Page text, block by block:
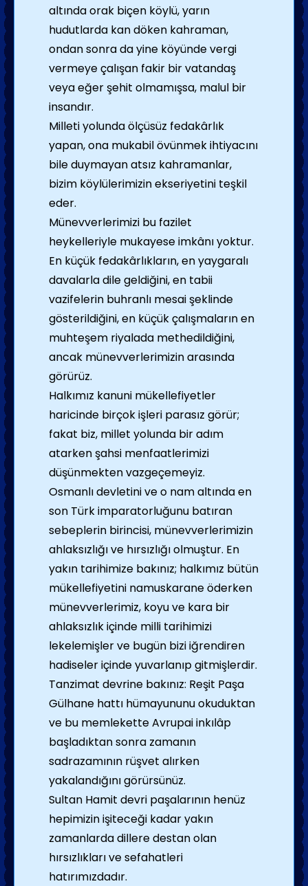
altında orak biçen köylü, yarın
hudutlarda kan döken kahraman,
ondan sonra da yine köyünde vergi
vermeye çalışan fakir bir vatandaş
veya eğer şehit olmamışsa, malul bir
insandır.
Milleti yolunda ölçüsüz fedakârlık
yapan, ona mukabil övünmek ihtiyacını
bile duymayan atsız kahramanlar,
bizim köylülerimizin ekseriyetini teşkil
eder.
Münevverlerimizi bu fazilet
heykelleriyle mukayese imkânı yoktur.
En küçük fedakârlıkların, en yaygaralı
davalarla dile geldiğini, en tabii
vazifelerin buhranlı mesai şeklinde
gösterildiğini, en küçük çalışmaların en
muhteşem riyalada methedildiğini,
ancak münevverlerimizin arasında
görürüz.
Halkımız kanuni mükellefiyetler
haricinde birçok işleri parasız görür;
fakat biz, millet yolunda bir adım
atarken şahsi menfaatlerimizi
düşünmekten vazgeçemeyiz.
Osmanlı devletini ve o nam altında en
son Türk imparatorluğunu batıran
sebeplerin birincisi, münevverlerimizin
ahlaksızlığı ve hırsızlığı olmuştur. En
yakın tarihimize bakınız; halkımız bütün
mükellefiyetini namuskarane öderken
münevverlerimiz, koyu ve kara bir
ahlaksızlık içinde milli tarihimizi
lekelemişler ve bugün bizi iğrendiren
hadiseler içinde yuvarlanıp gitmişlerdir.
Tanzimat devrine bakınız: Reşit Paşa
Gülhane hattı hümayununu okuduktan
ve bu memlekette Avrupai inkılâp
başladıktan sonra zamanın
sadrazamının rüşvet alırken
yakalandığını görürsünüz.
Sultan Hamit devri paşalarının henüz
hepimizin işiteceği kadar yakın
zamanlarda dillere destan olan
hırsızlıkları ve sefahatleri
hatırımızdadır.